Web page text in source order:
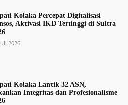
Kolaka Percepat Digitalisasi
Aktivasi IKD Tertinggi di Sultra
2026
Kolaka Lantik 32 ASN,
Integritas dan Profesionalisme